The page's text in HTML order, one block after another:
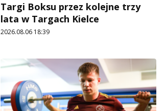
Targi Boksu przez kolejne trzy
lata w Targach Kielce
2026.08.06 18:39